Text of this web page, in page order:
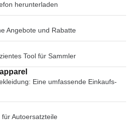
herunterladen
Angebote und Rabatte
Tool für Sammler
Eine umfassende Einkaufs-
Autoersatzteile